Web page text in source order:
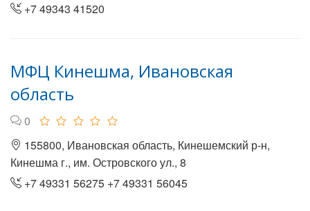
+7 49343 41520
МФЦ Кинешма, Ивановская
область
0
155800, Ивановская область, Кинешемский р-н,
Кинешма г., им. Островского ул., 8
+7 49331 56275 +7 49331 56045